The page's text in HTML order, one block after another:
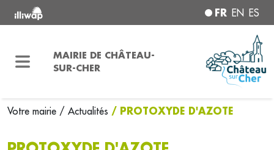
FR EN ES
MAIRIE DE CHÂTEAU-
SUR-CHER
Votre mairie / Actualités / PROTOXYDE D'AZOTE